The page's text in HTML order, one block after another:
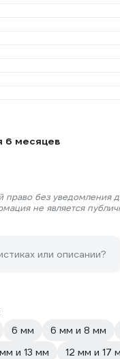
6 месяцев
право без
не является
или описании?
6 мм 6 мм и 8 мм
и 13 мм 12 мм и 17